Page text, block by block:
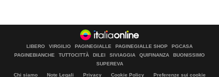
LIBERO VIRGILIO PAGINEGIALLE PAGINEGIALLE SHOP
PGCASA
PAGINEBIANCHE
TUTTOCITTÀ DILEI SIVIAGGIA QUIFINANZA
BUONISSIMO
SUPEREVA
Chi siamo Note Legali Privacy Cookie Policy Preferenze sui cookie